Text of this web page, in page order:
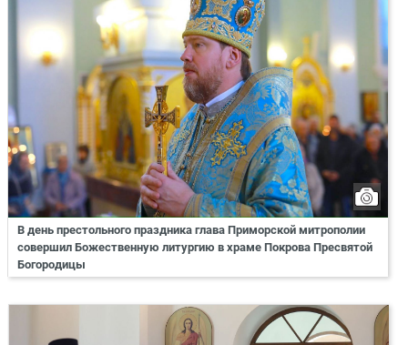
В день престольного праздника глава Приморской митрополии
совершил Божественную литургию в храме Покрова Пресвятой
Богородицы